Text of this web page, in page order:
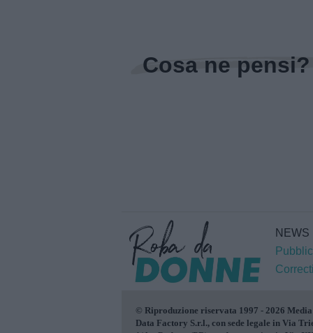
Cosa ne pensi?
NEWS
© Riproduzione riservata 1997 - 2026 Media
Data Factory S.r.l., con sede legale in Via